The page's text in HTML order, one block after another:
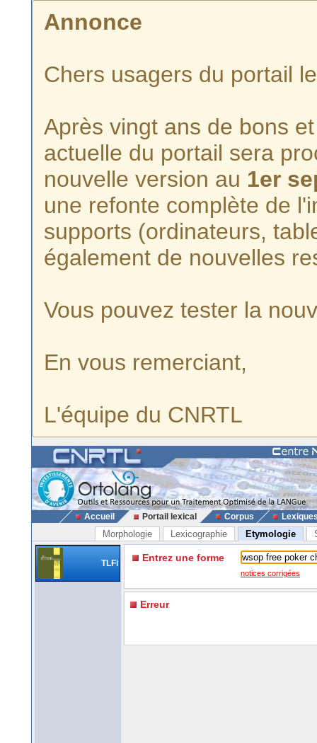
Annonce
Chers usagers du portail
Après vingt ans de bons
actuelle du portail sera
nouvelle version au 1er
une refonte complète de
supports (ordinateurs,
également de nouvelles
Vous pouvez tester la
En vous remerciant,
L'équipe du CNRTL
Accueil Portail lexical Corpus
Morphologie Lexicographie Etymologie
TLFi Entrez une forme
notices corrigées
Erreur